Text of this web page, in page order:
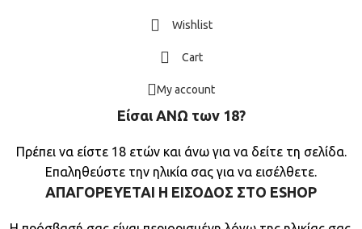
Wishlist
Cart
My account
Είσαι ΑΝΩ των 18?
Πρέπει να είστε 18 ετών και άνω για να δείτε τη σελίδα.
Επαληθεύστε την ηλικία σας για να εισέλθετε.
ΑΠΑΓΟΡΕΥΕΤΑΙ Η ΕΙΣΟΔΟΣ ΣΤO ESHOP